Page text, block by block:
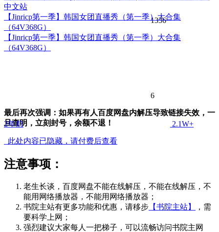
1336
6
最后再次强调：如果再有人百度网盘内解压导致链接失效，一
旦查明，立刻封号，余额不退！
此处内容已隐藏，请付费后查看
注意事项：
老生长谈，百度网盘不能在线解压，不能在线解压，不
能用网络播放器，不能用网络播放器；
书院主站有更多功能和优惠，请移步 【书院主站】
，需
要科学上网；
强烈建议大家每人一把梯子，可以流畅访问书院主网
【Jinricp第一季】韩国女团直播秀（第一季）大合集
（64V368G）
【Jinricp第一季】韩国女团直播秀（第一季）大合集
（64V368G）
2年前 2.1W+